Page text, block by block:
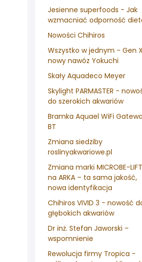
Jesienne superfoods - Jak
wzmacniać odporność
Nowości Chihiros
Wszystko w jednym - Gen X
nowy nawóz Yokuchi
Skały Aquadeco Meyer
Skylight PARMASTER -
do szerokich akwariów
Bramka Aquael WiFi
BT
Zmiana siedziby
roslinyakwariowe.pl
Zmiana marki MICROBE-LIFT
na ARKA – ta sama jakość,
nowa identyfikacja
Chihiros VIVID 3 - nowość
głębokich akwariów
Dr inż. Stefan Jaworski –
wspomnienie
Rewolucja firmy Tropica -